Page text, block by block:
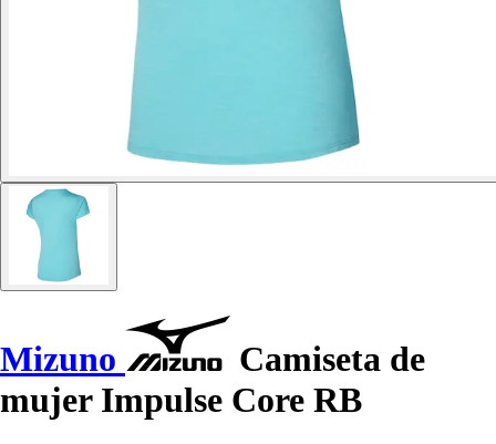
Mizuno
Camiseta de
mujer Impulse Core RB